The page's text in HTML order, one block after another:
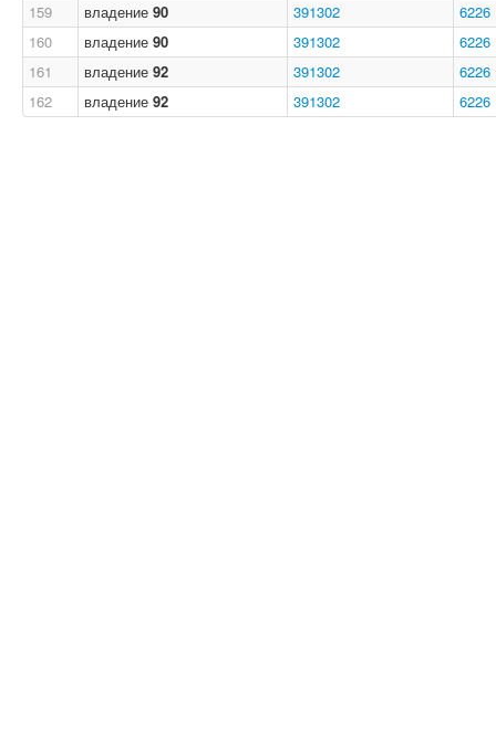
159
владение 90 391302
6226
160
владение 90 391302
6226
161
владение 92 391302
6226
162
владение 92 391302 6226